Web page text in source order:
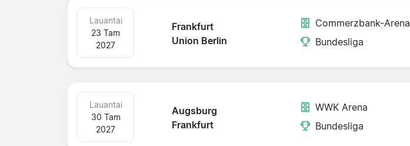
Frankfurt
Union Berlin
Lauantai
23 Tam
2027
Commerzbank-Arena
Bundesliga
Augsburg
Frankfurt
Lauantai
30 Tam
2027
WWK Arena
Bundesliga